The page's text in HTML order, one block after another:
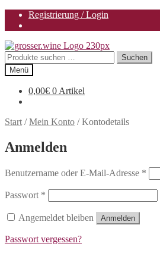
Registrierung / Login
Zur
Navigation
springen
Zum
Inhalt
springen
Suchen
nach:
Suchen
Menü
0,00€ 0 Artikel
Start /Mein Konto /Kontodetails
Anmelden
Benutzername oder E-Mail-Adresse *
Passwort *
Angemeldet bleiben Anmelden
Passwort vergessen?